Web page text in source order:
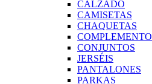
CALZADO
CAMISETAS
CHAQUETAS
CONJUNTOS
JERSÉIS
PANTALONES
PARKAS